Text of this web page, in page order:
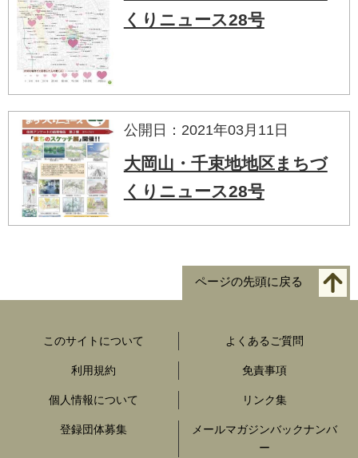
くりニュース28号
公開日：2021年03月11日
大岡山・千束地地区まちづ
くりニュース28号
ページの先頭に戻る
このサイトについて よくあるご質問
利用規約 免責事項
個人情報について リンク集
登録団体募集
メールマガジンバックナンバ
ー